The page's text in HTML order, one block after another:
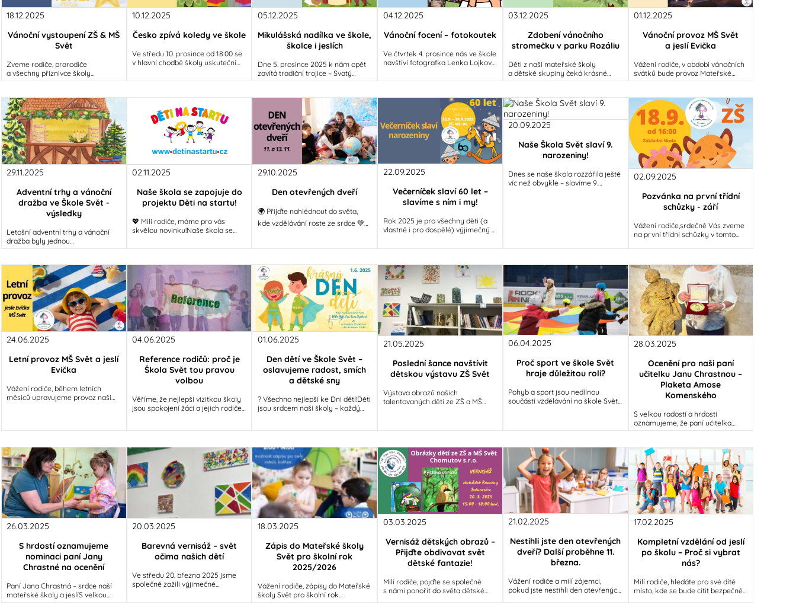
18.12.2025
Vánoční vystoupení ZŠ & MŠ
Svět
Zveme rodiče, prarodiče
a všechny příznivce školy
ve čtvrtek
10.12.2025
Česko zpívá koledy ve škole
Ve středu 10. prosince od 18:00 se
v hlavní chodbě školy uskuteční
05.12.2025
Mikulášská nadílka ve škole,
školce i jeslích
Dne 5. prosince 2025 k nám opět
zavítá tradiční trojice – Svatý
dobrodružství
04.12.2025
Vánoční focení – fotokoutek
Ve čtvrtek 4. prosince nás ve škole
navštíví fotografka Lenka Lojková,
03.12.2025
Zdobení vánočního
stromečku v parku Rozáliu
Děti z naší mateřské školy
a dětské skupiny čeká krásné
9:30
01.12.2025
Vánoční provoz MŠ Svět
a jeslí Evička
Vážení rodiče, v období vánočních
svátků bude provoz Mateřské
29.11.2025
Adventní trhy a vánoční
dražba ve Škole Svět -
výsledky
Letošní adventní trhy a vánoční
dražba byly jednou
a to díky vám všem!
02.11.2025
Naše škola se zapojuje do
projektu Děti na startu!
💖 Milí rodiče, máme pro vás
skvělou novinku!Naše škola se
29.10.2025
Den otevřených dveří
🌍 Přijďte nahlédnout do světa,
kde vzdělávání roste ze srdce 💚
22.09.2025
Večerníček slaví 60 let –
slavíme s ním i my!
Rok 2025 je pro všechny děti (a
vlastně i pro dospělé) výjimečný –
20.09.2025
Naše Škola Svět slaví 9.
narozeniny!
Dnes se naše škola rozzářila ještě
víc než obvykle – slavíme 9.
02.09.2025
Pozvánka na první třídní
schůzky - září
Vážení rodiče,srdečně Vás zveme
na první třídní schůzky v tomto
24.06.2025
Letní provoz MŠ Svět a jeslí
Evička
Vážení rodiče, během letních
měsíců upravujeme provoz naší
04.06.2025
Reference rodičů: proč je
Škola Svět tou pravou
volbou
Věříme, že nejlepší vizitkou školy
jsou spokojení žáci a jejich rodiče.
01.06.2025
Den dětí ve Škole Svět –
oslavujeme radost, smích
a dětské sny
? Všechno nejlepší ke Dni dětí!Děti
jsou srdcem naší školy – každý
21.05.2025
Poslední šance navštívit
dětskou výstavu ZŠ Svět
Výstava obrazů našich
talentovaných dětí ze ZŠ a MŠ
06.04.2025
Proč sport ve škole Svět
hraje důležitou roli?
Pohyb a sport jsou nedílnou
součástí vzdělávání na škole Svět.
28.03.2025
Ocenění pro naši paní
učitelku Janu Chrastnou –
Plaketa Amose
Komenského
S velkou radostí a hrdostí
oznamujeme, že paní učitelka
Svět Chomutov,
26.03.2025
S hrdostí oznamujeme
nominaci paní Jany
Chrastné na ocenění
Paní Jana Chrastná – srdce naší
mateřské školy a jeslíS velkou
20.03.2025
Barevná vernisáž – svět
očima našich dětí
Ve středu 20. března 2025 jsme
společně zažili výjimečné
18.03.2025
Zápis do Mateřské školy
Svět pro školní rok
2025/2026
Vážení rodiče, zápisy do Mateřské
školy Svět pro školní rok
03.03.2025
Vernisáž dětských obrazů –
Přijďte obdivovat svět
dětské fantazie!
Milí rodiče, pojďte se společně
s námi ponořit do světa dětské
21.02.2025
Nestihli jste den otevřených
dveří? Další proběhne 11.
března.
Vážení rodiče a milí zájemci,
pokud jste nestihli den otevřených
17.02.2025
Kompletní vzdělání od jeslí
po školu – Proč si vybrat
nás?
Milí rodiče, hledáte pro své dítě
místo, kde se bude cítit bezpečně,